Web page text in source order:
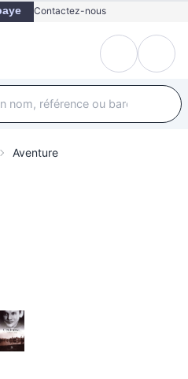
Contactez-nous
Aventure